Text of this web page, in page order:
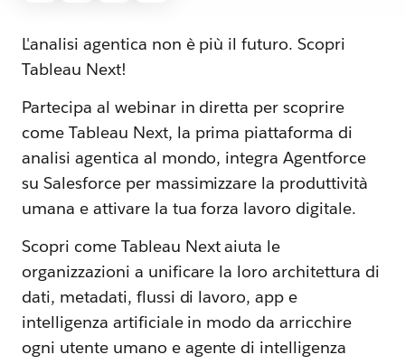
L'analisi agentica non è più il futuro. Scopri
Tableau Next!
Partecipa al webinar in diretta per scoprire
come Tableau Next, la prima piattaforma di
analisi agentica al mondo, integra Agentforce
su Salesforce per massimizzare la produttività
umana e attivare la tua forza lavoro digitale.
Scopri come Tableau Next aiuta le
organizzazioni a unificare la loro architettura di
dati, metadati, flussi di lavoro, app e
intelligenza artificiale in modo da arricchire
ogni utente umano e agente di intelligenza